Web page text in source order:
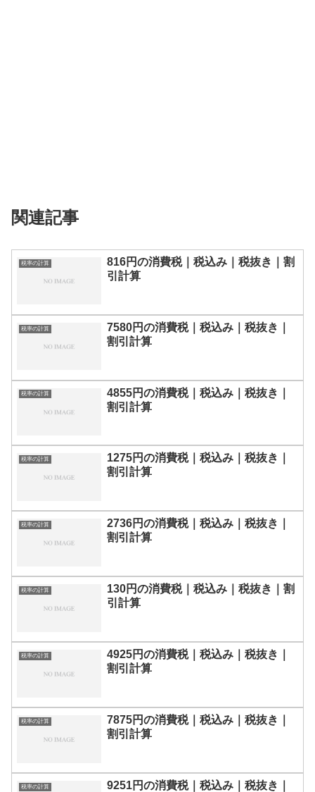
関連記事
税率の計算
816円の消費税｜税込み｜税抜き｜割
引計算
税率の計算
7580円の消費税｜税込み｜税抜き｜
割引計算
税率の計算
4855円の消費税｜税込み｜税抜き｜
割引計算
税率の計算
1275円の消費税｜税込み｜税抜き｜
割引計算
税率の計算
2736円の消費税｜税込み｜税抜き｜
割引計算
税率の計算
130円の消費税｜税込み｜税抜き｜割
引計算
税率の計算
4925円の消費税｜税込み｜税抜き｜
割引計算
税率の計算
7875円の消費税｜税込み｜税抜き｜
割引計算
税率の計算
9251円の消費税｜税込み｜税抜き｜